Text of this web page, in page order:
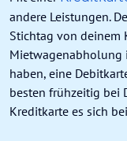
andere Leistungen.
Stichtag von deinem
Mietwagenabholung
haben, eine
besten frühzeitig bei
Kreditkarte es sich